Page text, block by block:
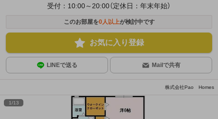
受付：10:00～20:00（定休日：年末年始）
このお部屋を0人以上が検討中です
お気に入り登録
LINEで送る Mailで共有
株式会社Pao Homes
1/13